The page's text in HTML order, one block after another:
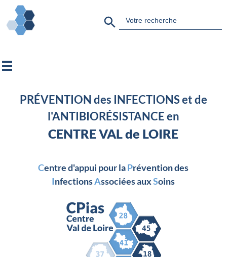
for:
PRÉVENTION des INFECTIONS et de
l'ANTIBIORÉSISTANCE en
CENTRE VAL de LOIRE
Centre d'appui pour laPrévention des
InfectionsAssociées auxSoins